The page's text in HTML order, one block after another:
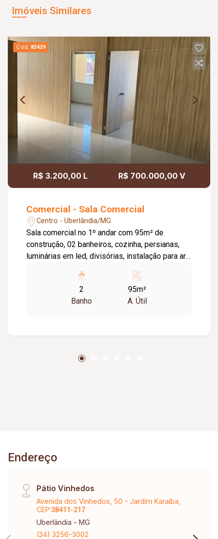
Imóveis Similares
Cód. 82429
R$ 3.200,00 L R$ 700.000,00 V
Comercial - Sala Comercial
Centro - Uberlândia/MG
Sala comercial no 1º andar com 95m² de
construção, 02 banheiros, cozinha, persianas,
luminárias em led, divisórias, instalação para ar
de porcelanato.
2
Banho
95m²
A. Útil
Endereço
Pátio Vinhedos
Avenida dos Vinhedos, 50 - Jardim Karaíba,
CEP:38411-217
Uberlândia - MG
(34) 3256-3002